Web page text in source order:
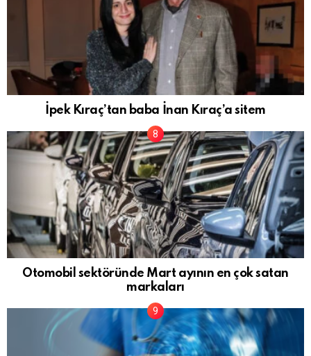
İpek Kıraç’tan baba İnan Kıraç’a sitem
Otomobil sektöründe Mart ayının en çok satan
markaları